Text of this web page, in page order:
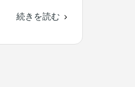
続きを読む